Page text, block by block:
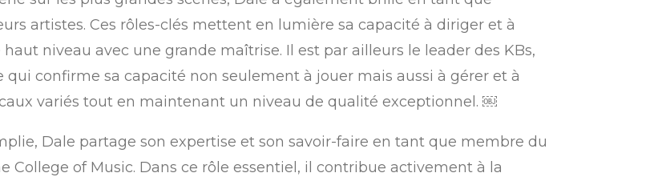
artistes. Ces rôles-clés mettent en lumière sa capacité à diriger et à
niveau avec une grande maîtrise. Il est par ailleurs le leader des KBs,
confirme sa capacité non seulement à jouer mais aussi à gérer et à
variés tout en maintenant un niveau de qualité exceptionnel. ￼
Dale partage son expertise et son savoir-faire en tant que membre du
College of Music. Dans ce rôle essentiel, il contribue activement à la